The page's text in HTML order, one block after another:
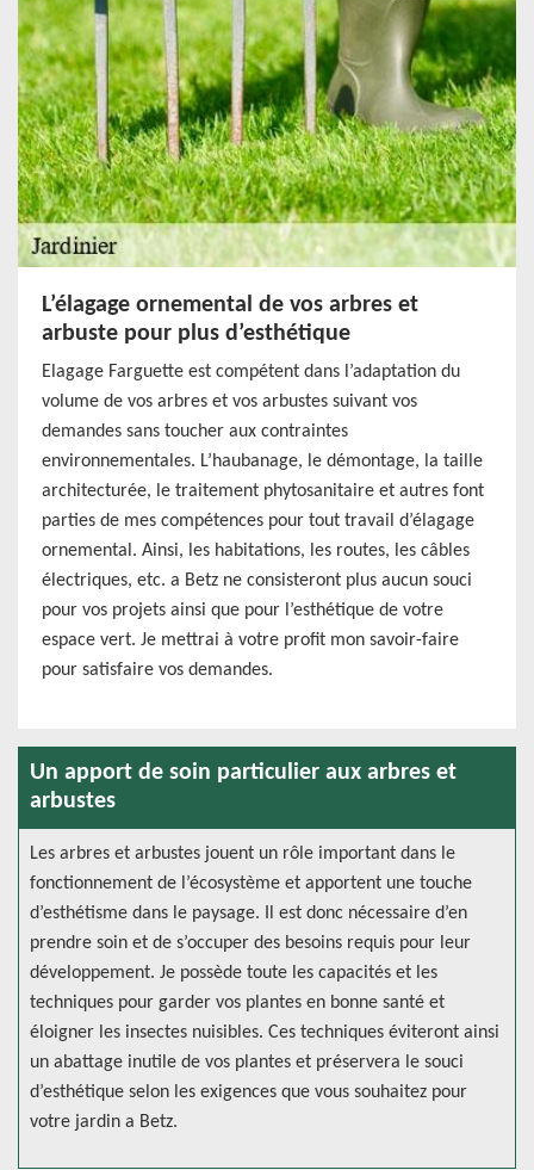
L’élagage ornemental de vos arbres et
arbuste pour plus d’esthétique
Elagage Farguette est compétent dans l’adaptation du
volume de vos arbres et vos arbustes suivant vos
demandes sans toucher aux contraintes
environnementales. L’haubanage, le démontage, la taille
architecturée, le traitement phytosanitaire et autres font
parties de mes compétences pour tout travail d’élagage
ornemental. Ainsi, les habitations, les routes, les câbles
électriques, etc. a Betz ne consisteront plus aucun souci
pour vos projets ainsi que pour l’esthétique de votre
espace vert. Je mettrai à votre profit mon savoir-faire
pour satisfaire vos demandes.
Un apport de soin particulier aux arbres et
arbustes
Les arbres et arbustes jouent un rôle important dans le
fonctionnement de l’écosystème et apportent une touche
d’esthétisme dans le paysage. Il est donc nécessaire d’en
prendre soin et de s’occuper des besoins requis pour leur
développement. Je possède toute les capacités et les
techniques pour garder vos plantes en bonne santé et
éloigner les insectes nuisibles. Ces techniques éviteront ainsi
un abattage inutile de vos plantes et préservera le souci
d’esthétique selon les exigences que vous souhaitez pour
votre jardin a Betz.